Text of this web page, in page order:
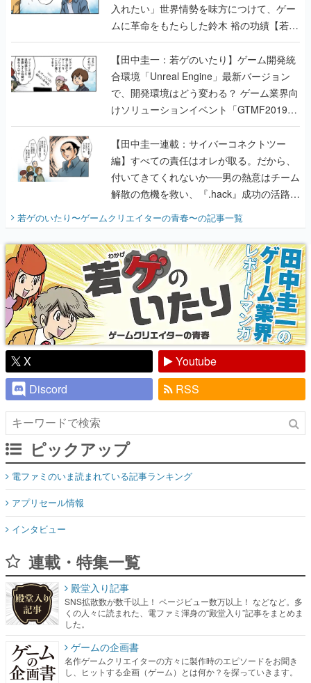
入れたい」世界情勢を味方につけて、ゲー
ムに革命をもたらした鈴木 裕の功績【若ゲ
のいたり】
【田中圭一：若ゲのいたり】ゲーム開発統
合環境「Unreal Engine」最新バージョン
で、開発環境はどう変わる？ ゲーム業界向
けソリューションイベント「GTMF2019」
に行って、より理解を深めよう【PR】
【田中圭一連載：サイバーコネクトツー
編】すべての責任はオレが取る。だから、
付いてきてくれないか──男の熱意はチーム
解散の危機を救い、『.hack』成功の活路を
開く。業界の快男児・松山 洋に流れる血は
『少年ジャンプ』色だった【若ゲのいた
り】
若ゲのいたり〜ゲームクリエイターの青春〜の記事一覧
X
Youtube
Discord
RSS
ピックアップ
電ファミのいま読まれている記事ランキング
アプリセール情報
インタビュー
連載・特集一覧
殿堂入り記事
SNS拡散数が数千以上！ ページビュー数万以上！ などなど。多
くの人々に読まれた、電ファミ渾身の“殿堂入り”記事をまとめま
した。
ゲームの企画書
名作ゲームクリエイターの方々に製作時のエピソードをお聞き
し、ヒットする企画（ゲーム）とは何か？を探っていきます。